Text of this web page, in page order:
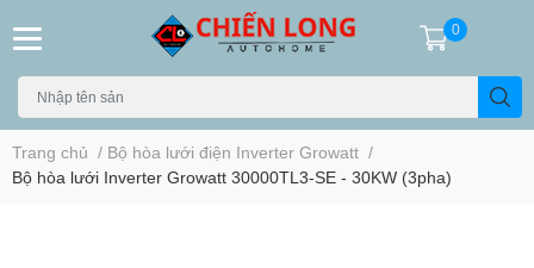
0
Trang chủ / Bộ hòa lưới điện Inverter Growatt /
Bộ hòa lưới Inverter Growatt 30000TL3-SE - 30KW (3pha)